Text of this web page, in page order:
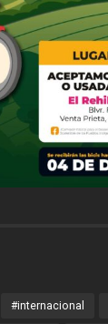
#internacional